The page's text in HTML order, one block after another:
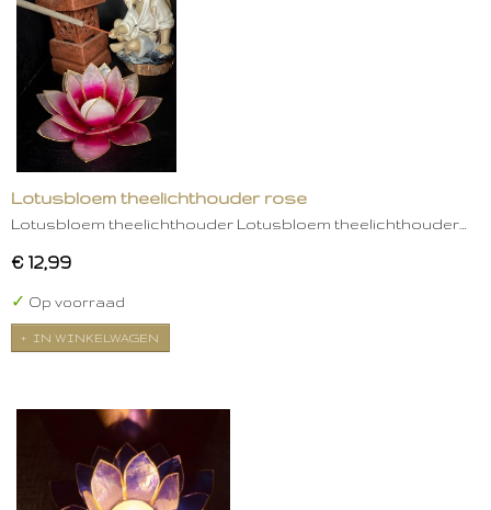
Lotusbloem theelichthouder rose
Lotusbloem theelichthouder Lotusbloem theelichthouder…
€ 12,99
✓ Op voorraad
IN WINKELWAGEN